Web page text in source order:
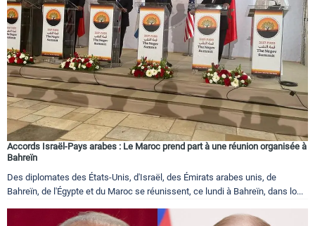
Accords Israël-Pays arabes : Le Maroc prend part à une réunion organisée à
Bahreïn
Des diplomates des États-Unis, d'Israël, des Émirats arabes unis, de
Bahreïn, de l'Égypte et du Maroc se réunissent, ce lundi à Bahreïn, dans lo...